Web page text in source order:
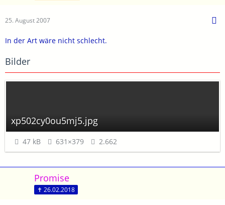
25. August 2007
In der Art wäre nicht schlecht.
Bilder
xp502cy0ou5mj5.jpg
47 kB 631×379 2.662
Promise
✝ 26.02.2018